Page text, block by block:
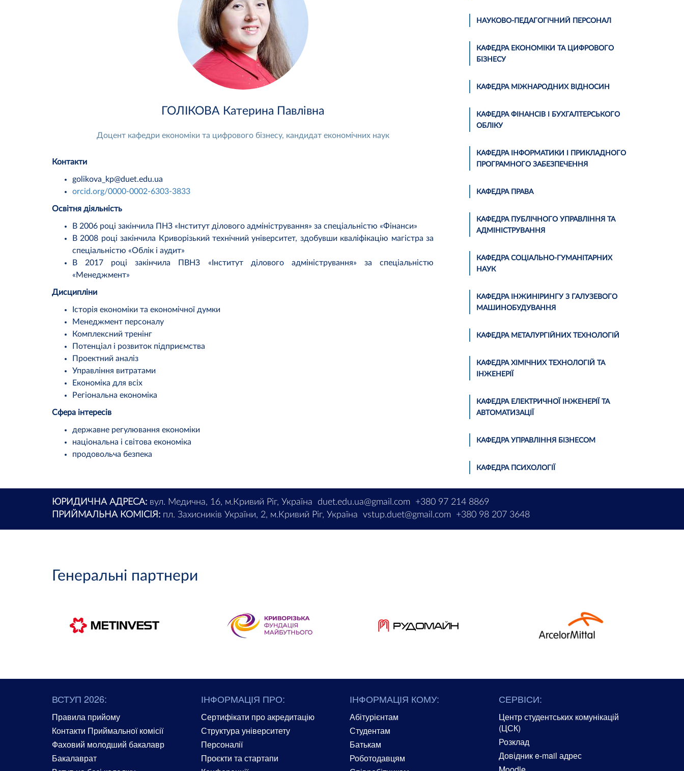
ГОЛІКОВА Катерина Павлівна
Доцент кафедри економіки та цифрового бізнесу, кандидат економічних наук
Контакти
golikova_kp@duet.edu.ua
orcid.org/0000-0002-6303-3833
Освітня діяльність
В 2006 році закінчила ПНЗ «Інститут ділового адміністрування» за спеціальністю «Фінанси»
В 2008 році закінчила Криворізький технічний університет, здобувши кваліфікацію магістра за
спеціальністю «Облік і аудит»
В 2017 році закінчила ПВНЗ «Інститут ділового адміністрування» за спеціальністю
«Менеджмент»
Дисципліни
Історія економіки та економічної думки
Менеджмент персоналу
Комплексний тренінг
Потенціал і розвиток підприємства
Проектний аналіз
Управління витратами
Економіка для всіх
Регіональна економіка
Сфера інтересів
державне регулювання економіки
національна і світова економіка
продовольча безпека
НАУКОВО-ПЕДАГОГІЧНИЙ ПЕРСОНАЛ
КАФЕДРА ЕКОНОМІКИ ТА ЦИФРОВОГО
БІЗНЕСУ
КАФЕДРА МІЖНАРОДНИХ ВІДНОСИН
КАФЕДРА ФІНАНСІВ І БУХГАЛТЕРСЬКОГО
ОБЛІКУ
КАФЕДРА ІНФОРМАТИКИ І ПРИКЛАДНОГО
ПРОГРАМНОГО ЗАБЕЗПЕЧЕННЯ
КАФЕДРА ПРАВА
КАФЕДРА ПУБЛІЧНОГО УПРАВЛІННЯ ТА
АДМІНІСТРУВАННЯ
КАФЕДРА СОЦІАЛЬНО-ГУМАНІТАРНИХ
НАУК
КАФЕДРА ІНЖИНІРИНГУ З ГАЛУЗЕВОГО
МАШИНОБУДУВАННЯ
КАФЕДРА МЕТАЛУРГІЙНИХ ТЕХНОЛОГІЙ
КАФЕДРА ХІМІЧНИХ ТЕХНОЛОГІЙ ТА
ІНЖЕНЕРІЇ
КАФЕДРА ЕЛЕКТРИЧНОЇ ІНЖЕНЕРІЇ ТА
АВТОМАТИЗАЦІЇ
КАФЕДРА УПРАВЛІННЯ БІЗНЕСОМ
КАФЕДРА ПСИХОЛОГІЇ
ЮРИДИЧНА АДРЕСА: вул. Медична, 16, м.Кривий Ріг, Україна duet.edu.ua@gmail.com
+380 97 214 8869
ПРИЙМАЛЬНА КОМІСІЯ: пл. Захисників України, 2, м.Кривий Ріг, Україна vstup.duet@gmail.com +380 98 207 3648
Генеральні партнери
ВСТУП 2026:
Правила прийому
Контакти Приймальної комісії
Фаховий молодший бакалавр
Бакалаврат
ІНФОРМАЦІЯ ПРО:
Сертифікати про акредитацію
Структура університету
Персоналії
Проєкти та стартапи
ІНФОРМАЦІЯ КОМУ:
Абітурієнтам
Студентам
Батькам
Роботодавцям
СЕРВІСИ:
Центр студентських комунікацій
(ЦСК)
Розклад
Довідник e-mail адрес